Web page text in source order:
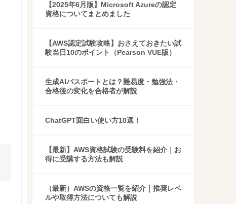
【2025年6月版】Microsoft Azureの認定
資格についてまとめました
【AWS認定試験攻略】おさえておきたい試
験当日10のポイント（Pearson VUE版）
生成AIパスポートとは？難易度・勉強法・
合格後の変化を合格者が解説
ChatGPT面白い使い方10選！
【最新】AWS資格試験の受験料を紹介｜お
得に受講する方法も解説
（最新）AWSの資格一覧を紹介｜推奨レベ
ルや取得方法についても解説